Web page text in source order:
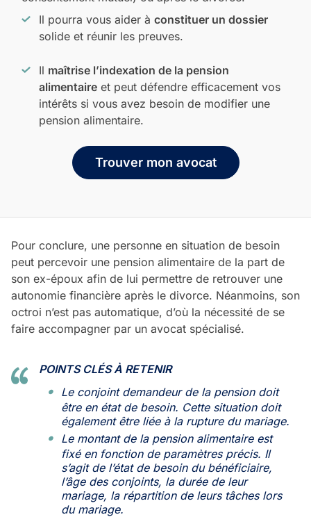
Il pourra vous aider à constituer un dossier
solide et réunir les preuves.
Il maîtrise l’indexation de la pension
alimentaire et peut défendre efficacement vos
intérêts si vous avez besoin de modifier une
pension alimentaire.
Trouver mon avocat
Pour conclure, une personne en situation de besoin
peut percevoir une pension alimentaire de la part de
son ex-époux afin de lui permettre de retrouver une
autonomie financière après le divorce. Néanmoins, son
octroi n’est pas automatique, d’où la nécessité de se
faire accompagner par un avocat spécialisé.
POINTS CLÉS À RETENIR
Le conjoint demandeur de la pension doit
être en état de besoin. Cette situation doit
également être liée à la rupture du mariage.
Le montant de la pension alimentaire est
fixé en fonction de paramètres précis. Il
s’agit de l’état de besoin du bénéficiaire,
l’âge des conjoints, la durée de leur
mariage, la répartition de leurs tâches lors
du mariage.